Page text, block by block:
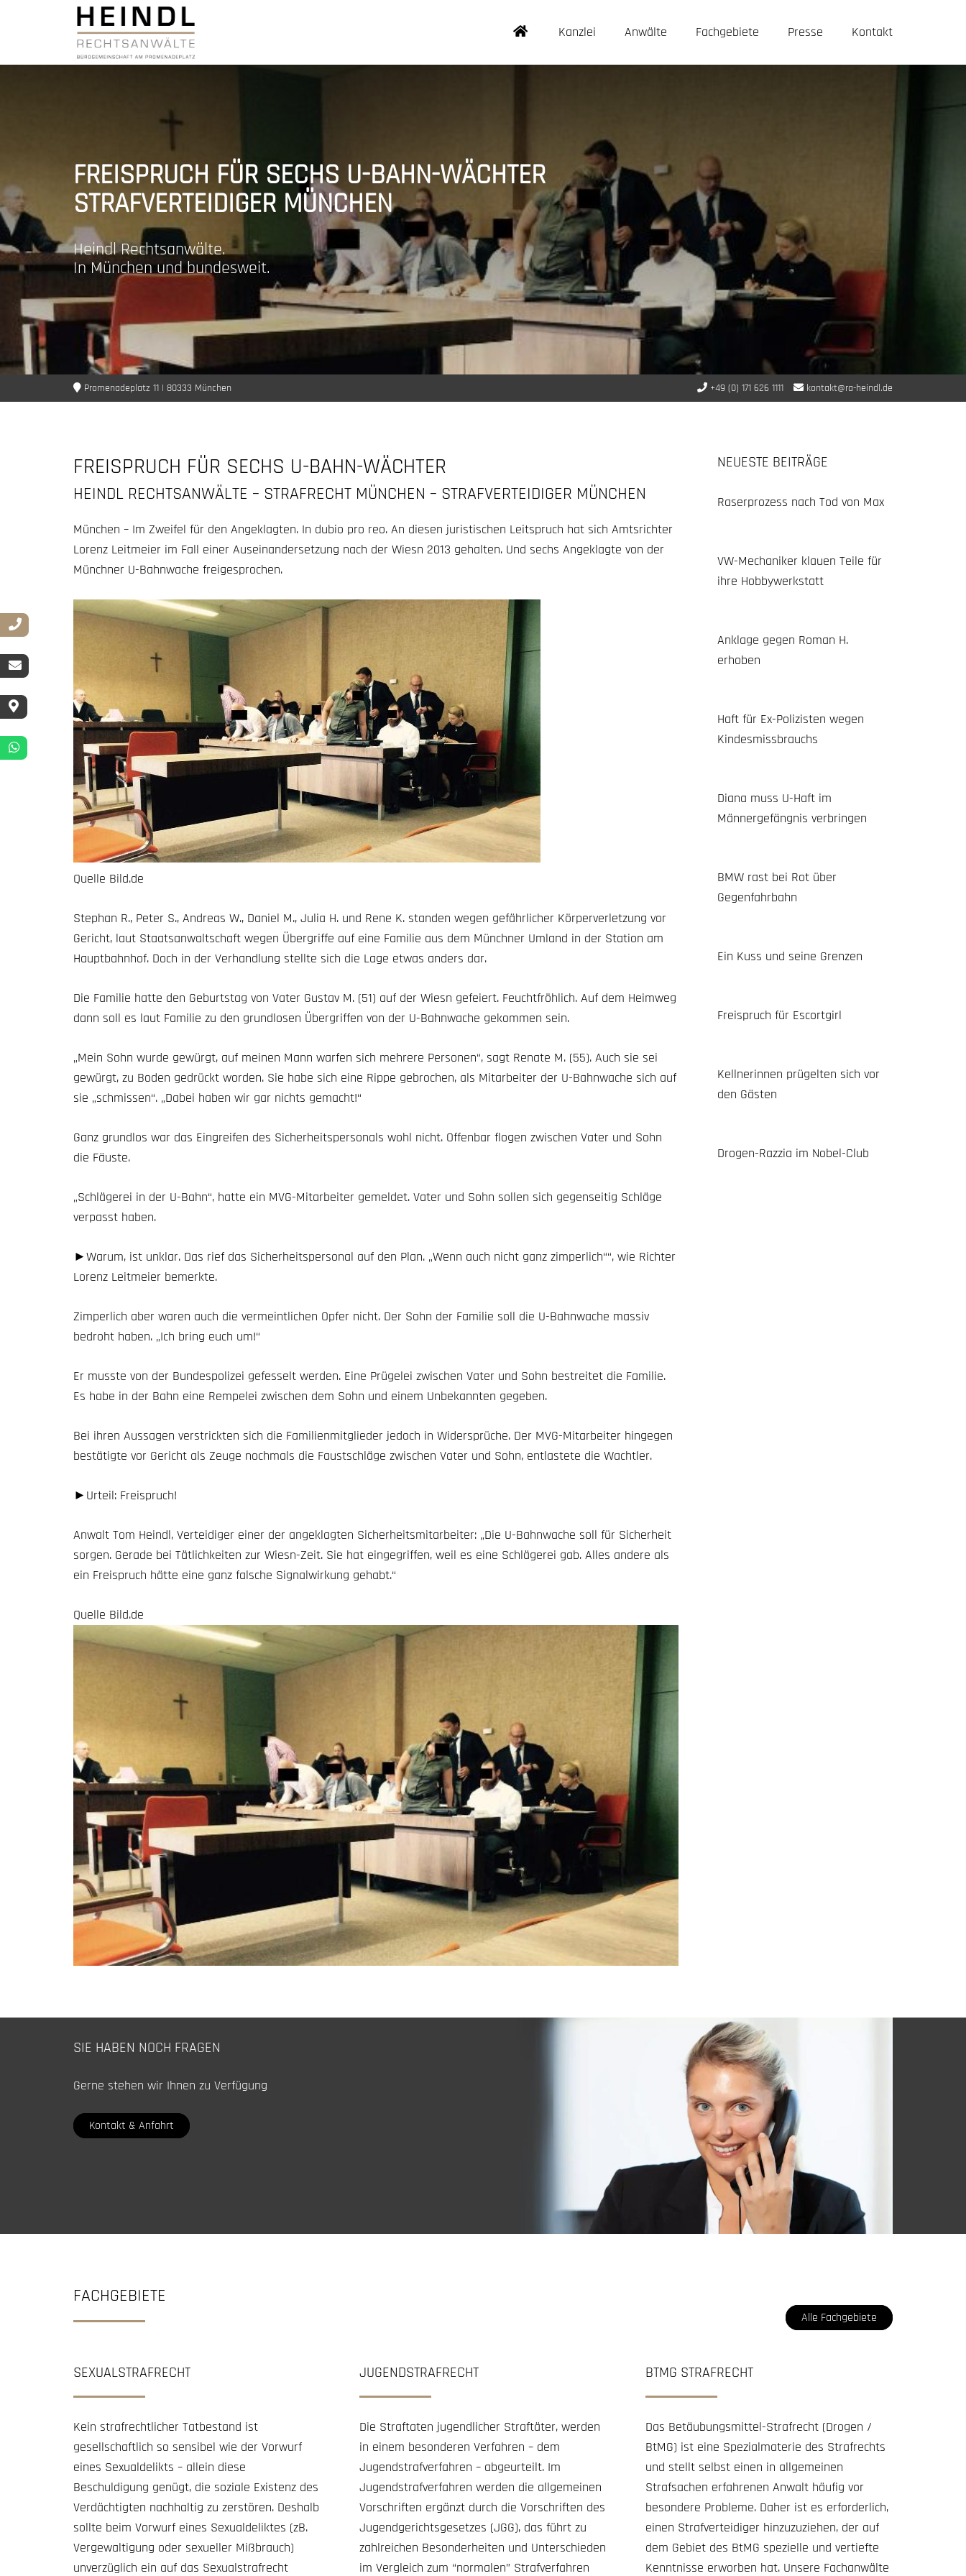
Kanzlei Anwälte Fachgebiete Presse Kontakt
FREISPRUCH FÜR SECHS U-BAHN-WÄCHTER
STRAFVERTEIDIGER MÜNCHEN
Heindl Rechtsanwälte.
In München und bundesweit.
Promenadeplatz 11 | 80333 München +49 (0) 171 626 1111 kontakt@ra-heindl.de
FREISPRUCH FÜR SECHS U-BAHN-WÄCHTER
HEINDL RECHTSANWÄLTE – STRAFRECHT MÜNCHEN – STRAFVERTEIDIGER MÜNCHEN
München – Im Zweifel für den Angeklagten. In dubio pro reo. An diesen juristischen Leitspruch hat sich Amtsrichter
Lorenz Leitmeier im Fall einer Auseinandersetzung nach der Wiesn 2013 gehalten. Und sechs Angeklagte von der
Münchner U-Bahnwache freigesprochen.
Quelle Bild.de
Stephan R., Peter S., Andreas W., Daniel M., Julia H. und Rene K. standen wegen gefährlicher Körperverletzung vor
Gericht, laut Staatsanwaltschaft wegen Übergriffe auf eine Familie aus dem Münchner Umland in der Station am
Hauptbahnhof. Doch in der Verhandlung stellte sich die Lage etwas anders dar.
Die Familie hatte den Geburtstag von Vater Gustav M. (51) auf der Wiesn gefeiert. Feuchtfröhlich. Auf dem Heimweg
dann soll es laut Familie zu den grundlosen Übergriffen von der U-Bahnwache gekommen sein.
„Mein Sohn wurde gewürgt, auf meinen Mann warfen sich mehrere Personen“, sagt Renate M. (55). Auch sie sei
gewürgt, zu Boden gedrückt worden. Sie habe sich eine Rippe gebrochen, als Mitarbeiter der U-Bahnwache sich auf
sie „schmissen“. „Dabei haben wir gar nichts gemacht!“
Ganz grundlos war das Eingreifen des Sicherheitspersonals wohl nicht. Offenbar flogen zwischen Vater und Sohn
die Fäuste.
„Schlägerei in der U-Bahn“, hatte ein MVG-Mitarbeiter gemeldet. Vater und Sohn sollen sich gegenseitig Schläge
verpasst haben.
►Warum, ist unklar. Das rief das Sicherheitspersonal auf den Plan. „Wenn auch nicht ganz zimperlich““, wie Richter
Lorenz Leitmeier bemerkte.
Zimperlich aber waren auch die vermeintlichen Opfer nicht. Der Sohn der Familie soll die U-Bahnwache massiv
bedroht haben. „Ich bring euch um!“
Er musste von der Bundespolizei gefesselt werden. Eine Prügelei zwischen Vater und Sohn bestreitet die Familie.
Es habe in der Bahn eine Rempelei zwischen dem Sohn und einem Unbekannten gegeben.
Bei ihren Aussagen verstrickten sich die Familienmitglieder jedoch in Widersprüche. Der MVG-Mitarbeiter hingegen
bestätigte vor Gericht als Zeuge nochmals die Faustschläge zwischen Vater und Sohn, entlastete die Wachtler.
►Urteil: Freispruch!
Anwalt Tom Heindl, Verteidiger einer der angeklagten Sicherheitsmitarbeiter: „Die U-Bahnwache soll für Sicherheit
sorgen. Gerade bei Tätlichkeiten zur Wiesn-Zeit. Sie hat eingegriffen, weil es eine Schlägerei gab. Alles andere als
ein Freispruch hätte eine ganz falsche Signalwirkung gehabt.“
Quelle Bild.de
NEUESTE BEITRÄGE
Raserprozess nach Tod von Max
VW-Mechaniker klauen Teile für
ihre Hobbywerkstatt
Anklage gegen Roman H.
erhoben
Haft für Ex-Polizisten wegen
Kindesmissbrauchs
Diana muss U-Haft im
Männergefängnis verbringen
BMW rast bei Rot über
Gegenfahrbahn
Ein Kuss und seine Grenzen
Freispruch für Escortgirl
Kellnerinnen prügelten sich vor
den Gästen
Drogen-Razzia im Nobel-Club
SIE HABEN NOCH FRAGEN
Gerne stehen wir Ihnen zu Verfügung
Kontakt & Anfahrt
FACHGEBIETE
Alle Fachgebiete
SEXUALSTRAFRECHT
Kein strafrechtlicher Tatbestand ist
gesellschaftlich so sensibel wie der Vorwurf
eines Sexualdelikts – allein diese
Beschuldigung genügt, die soziale Existenz des
Verdächtigten nachhaltig zu zerstören. Deshalb
sollte beim Vorwurf eines Sexualdeliktes (zB.
Vergewaltigung oder sexueller Mißbrauch)
unverzüglich ein auf das Sexualstrafrecht
JUGENDSTRAFRECHT
Die Straftaten jugendlicher Straftäter, werden
in einem besonderen Verfahren – dem
Jugendstrafverfahren – abgeurteilt. Im
Jugendstrafverfahren werden die allgemeinen
Vorschriften ergänzt durch die Vorschriften des
Jugendgerichtsgesetzes (JGG), das führt zu
zahlreichen Besonderheiten und Unterschieden
im Vergleich zum “normalen” Strafverfahren
BTMG STRAFRECHT
Das Betäubungsmittel-Strafrecht (Drogen /
BtMG) ist eine Spezialmaterie des Strafrechts
und stellt selbst einen in allgemeinen
Strafsachen erfahrenen Anwalt häufig vor
besondere Probleme. Daher ist es erforderlich,
einen Strafverteidiger hinzuzuziehen, der auf
dem Gebiet des BtMG spezielle und vertiefte
Kenntnisse erworben hat. Unsere Fachanwälte